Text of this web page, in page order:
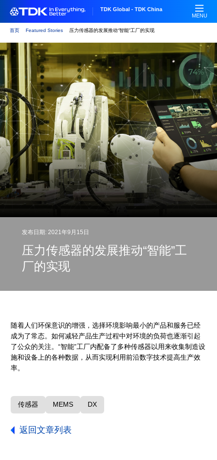
要
内
容
TDK Global - TDK China
MENU
首页 Featured Stories 压力传感器的发展推动“智能”工厂的实现
发布日期: 2021年9月15日
压力传感器的发展推动“智能”工
厂的实现
随着人们环保意识的增强，选择环境影响最小的产品和服务已经
成为了常态。如何减轻产品生产过程中对环境的负荷也逐渐引起
了公众的关注。“智能”工厂内配备了多种传感器以用来收集制造设
施和设备上的各种数据，从而实现利用前沿数字技术提高生产效
率。
传感器 MEMS DX
返回文章列表